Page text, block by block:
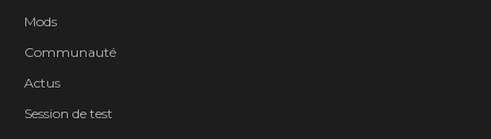
Mods
Communauté
Actus
Session de test